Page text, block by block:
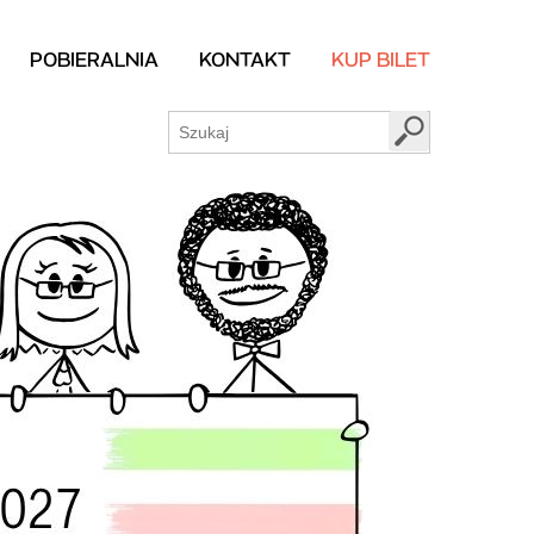
POBIERALNIA KONTAKT KUP BILET